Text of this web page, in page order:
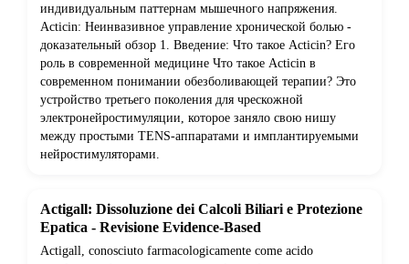
индивидуальным паттернам мышечного напряжения.
Acticin: Неинвазивное управление хронической болью -
доказательный обзор 1. Введение: Что такое Acticin? Его
роль в современной медицине Что такое Acticin в
современном понимании обезболивающей терапии? Это
устройство третьего поколения для чрескожной
электронейростимуляции, которое заняло свою нишу
между простыми TENS-аппаратами и имплантируемыми
нейростимуляторами.
Actigall: Dissoluzione dei Calcoli Biliari e Protezione
Epatica - Revisione Evidence-Based
Actigall, conosciuto farmacologicamente come acido